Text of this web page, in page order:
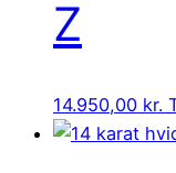
Z
14.950,00 kr.